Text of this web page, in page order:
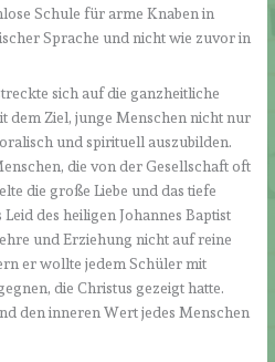
Schule für arme Knaben in
Sprache und nicht wie zuvor in
sich auf die ganzheitliche
dem Ziel, junge Menschen nicht nur
und spirituell auszubilden.
die von der Gesellschaft oft
die große Liebe und das tiefe
des heiligen Johannes Baptist
und Erziehung nicht auf reine
er wollte jedem Schüler mit
die Christus gezeigt hatte.
den inneren Wert jedes Menschen